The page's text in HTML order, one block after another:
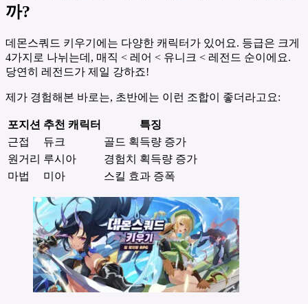
까?
데몬스쿼드 키우기에는 다양한 캐릭터가 있어요. 등급은 크게
4가지로 나뉘는데, 매직 < 레어 < 유니크 < 레전드 순이에요.
당연히 레전드가 제일 강하죠!
제가 경험해본 바로는, 초반에는 이런 조합이 좋더라고요:
포지션 추천 캐릭터
특징
근접
듀크
골드 획득량 증가
원거리 루시아
경험치 획득량 증가
마법
미아 스킬 효과 증폭